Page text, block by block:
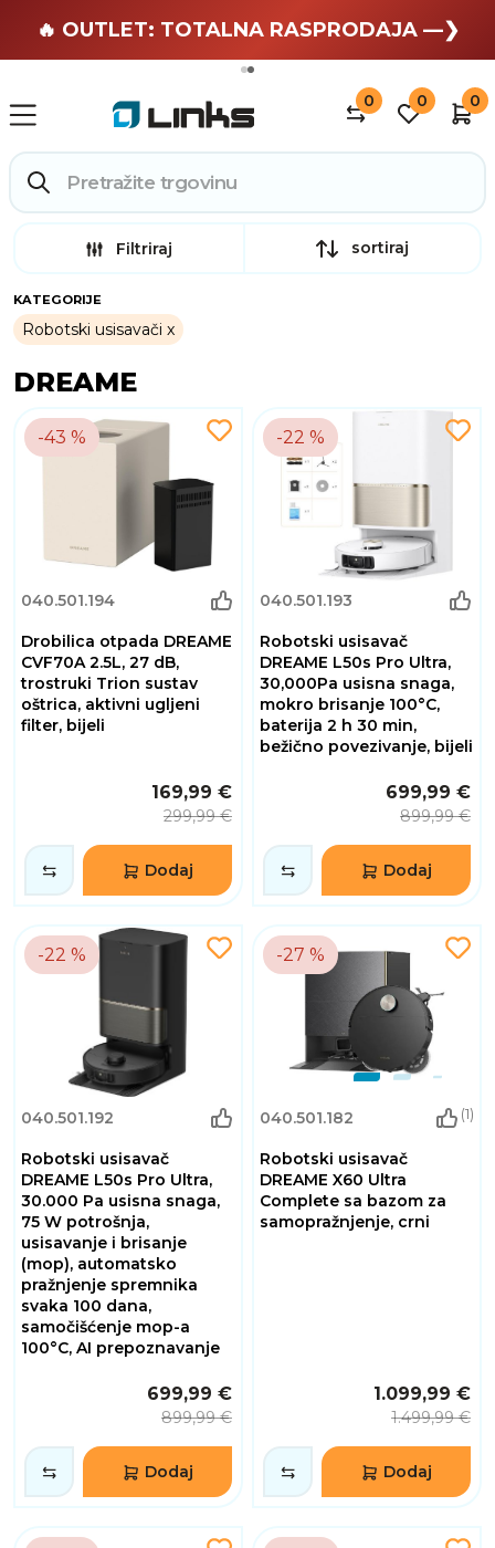
🏄 Zaslužuješ odmor —❯
🔥 OUTLET: TOTALNA RASPRODAJA —❯
0 0 0
Filtriraj sortiraj
KATEGORIJE
Robotski usisavači
DREAME
-43 %
040.501.194
Drobilica otpada DREAME
CVF70A 2.5L, 27 dB,
trostruki Trion sustav
oštrica, aktivni ugljeni
filter, bijeli
169,99 €
299,99 €
Dodaj
-22 %
040.501.193
Robotski usisavač
DREAME L50s Pro Ultra,
30,000Pa usisna snaga,
mokro brisanje 100°C,
baterija 2 h 30 min,
bežično povezivanje, bijeli
699,99 €
899,99 €
Dodaj
-22 %
040.501.192
Robotski usisavač
DREAME L50s Pro Ultra,
30.000 Pa usisna snaga,
75 W potrošnja,
usisavanje i brisanje
(mop), automatsko
pražnjenje spremnika
svaka 100 dana,
samočišćenje mop-a
100°C, AI prepoznavanje
699,99 €
899,99 €
Dodaj
-27 %
040.501.182 (1)
Robotski usisavač
DREAME X60 Ultra
Complete sa bazom za
samopražnjenje, crni
1.099,99 €
1.499,99 €
Dodaj